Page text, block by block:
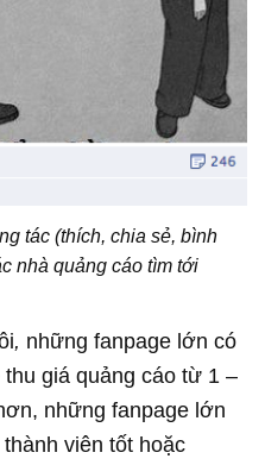
tác (thích, chia sẻ, bình
nhà quảng cáo tìm tới
, những fanpage lớn có
giá quảng cáo từ 1 –
những fanpage lớn
viên tốt hoặc